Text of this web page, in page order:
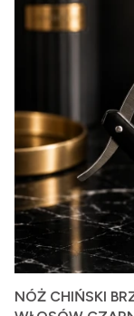
NÓŻ CHIŃSKI